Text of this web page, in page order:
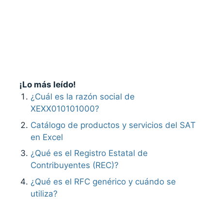
¡Lo más leído!
¿Cuál es la razón social de
XEXX010101000?
Catálogo de productos y servicios del SAT
en Excel
¿Qué es el Registro Estatal de
Contribuyentes (REC)?
¿Qué es el RFC genérico y cuándo se
utiliza?